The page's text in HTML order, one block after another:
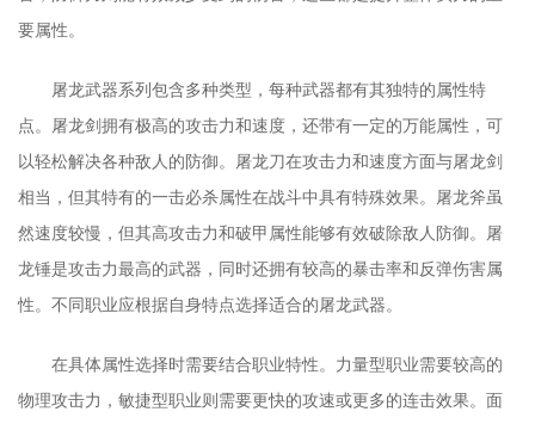
要属性。
屠龙武器系列包含多种类型，每种武器都有其独特的属性特
点。屠龙剑拥有极高的攻击力和速度，还带有一定的万能属性，可
以轻松解决各种敌人的防御。屠龙刀在攻击力和速度方面与屠龙剑
相当，但其特有的一击必杀属性在战斗中具有特殊效果。屠龙斧虽
然速度较慢，但其高攻击力和破甲属性能够有效破除敌人防御。屠
龙锤是攻击力最高的武器，同时还拥有较高的暴击率和反弹伤害属
性。不同职业应根据自身特点选择适合的屠龙武器。
在具体属性选择时需要结合职业特性。力量型职业需要较高的
物理攻击力，敏捷型职业则需要更快的攻速或更多的连击效果。面